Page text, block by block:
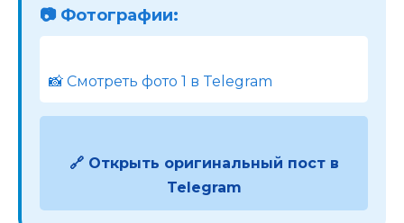
📷 Фотографии:
📸 Смотреть фото 1 в Telegram
🔗 Открыть оригинальный пост в
Telegram